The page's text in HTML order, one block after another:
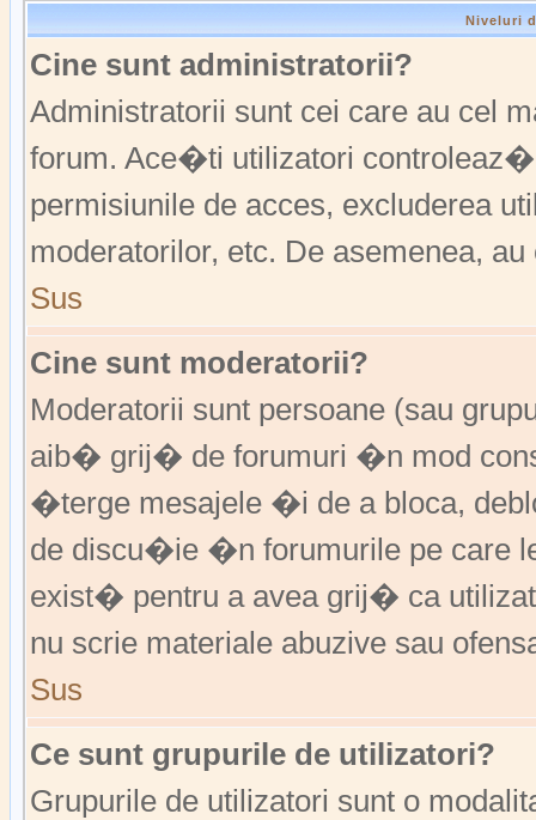
Niveluri
Cine sunt administratorii?
Administratorii sunt cei care au cel
forum. Ace�ti utilizatori
permisiunile de acces, excluderea
moderatorilor, etc. De asemenea,
Sus
Cine sunt moderatorii?
Moderatorii sunt persoane (sau
aib� grij� de forumuri �n mod
�terge mesajele �i de a bloca,
de discu�ie �n forumurile pe care
exist� pentru a avea grij� ca
nu scrie materiale abuzive sau
Sus
Ce sunt grupurile de utilizatori?
Grupurile de utilizatori sunt o